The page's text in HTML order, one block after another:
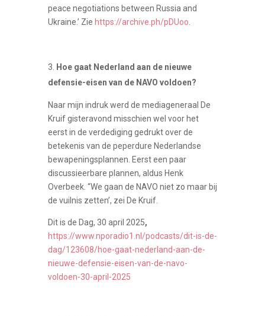
peace negotiations between Russia and
Ukraine.’ Zie https://archive.ph/pDUoo
Hoe gaat Nederland aan de nieuwe
defensie-eisen van de NAVO voldoen?
Naar mijn indruk werd de mediageneraal De
Kruif gisteravond misschien wel voor het
eerst in de verdediging gedrukt over de
betekenis van de peperdure Nederlandse
bewapeningsplannen. Eerst een paar
discussieerbare plannen, aldus Henk
Overbeek. “We gaan de NAVO niet zo maar bij
de vuilnis zetten’, zei De Kruif.
Dit is de Dag, 30 april 2025,
https://www.nporadio1.nl/podcasts/dit-is-de-
dag/123608/hoe-gaat-nederland-aan-de-
nieuwe-defensie-eisen-van-de-navo-
voldoen-30-april-2025